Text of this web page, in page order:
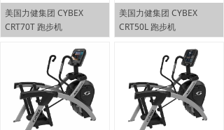
美国力健集团 CYBEX
CRT70T 跑步机
美国力健集团 CYBEX
CRT50L 跑步机